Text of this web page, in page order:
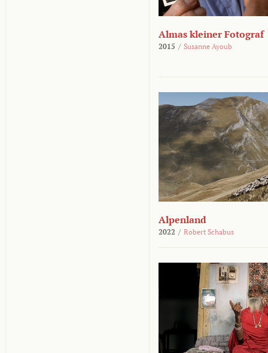
Almas kleiner Fotograf
2015 / Susanne Ayoub
Alpenland
2022 / Robert Schabus